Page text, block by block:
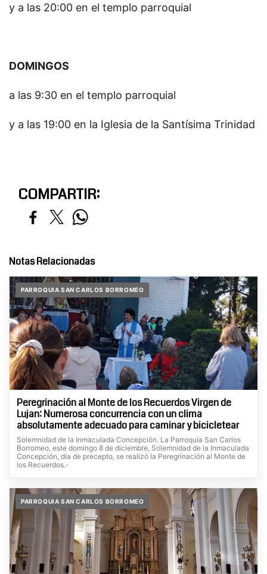
y a las 20:00 en el templo parroquial
DOMINGOS
a las 9:30 en el templo parroquial
y a las 19:00 en la Iglesia de la Santísima Trinidad
COMPARTIR:
Notas Relacionadas
PARROQUIA SAN CARLOS BORROMEO
Peregrinación al Monte de los Recuerdos Virgen de
Lujan: Numerosa concurrencia con un clima
absolutamente adecuado para caminar y bicicletear
Solemnidad de la Inmaculada Concepción. La Parroquia San Carlos
Borromeo, este domingo 8 de diciembre, Solemnidad de la Inmaculada
Concepción, día de precepto, se realizó la Peregrinación al Monte de
los Recuerdos.-
PARROQUIA SAN CARLOS BORROMEO